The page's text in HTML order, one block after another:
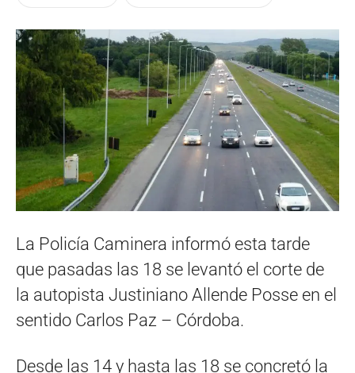
La Policía Caminera informó esta tarde
que pasadas las 18 se levantó el corte de
la autopista Justiniano Allende Posse en el
sentido Carlos Paz – Córdoba.
Desde las 14 y hasta las 18 se concretó la